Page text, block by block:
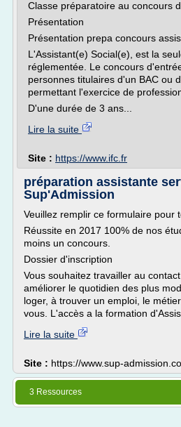
Classe préparatoire au concours
Présentation
Présentation prepa concours
L'Assistant(e) Social(e), est la
réglementée. Le concours
personnes titulaires d'un BAC ou
permettant l'exercice de
D'une durée de 3 ans...
Lire la suite
Site : https://www.ifc.fr
préparation assistante
Sup'Admission
Veuillez remplir ce formulaire pour
Réussite en 2017 100% de nos
moins un concours.
Dossier d'inscription
Vous souhaitez travailler au
améliorer le quotidien des plus
loger, à trouver un emploi, le
vous. L'accès a la formation
Lire la suite
Site : https://www.sup-
3 Ressources